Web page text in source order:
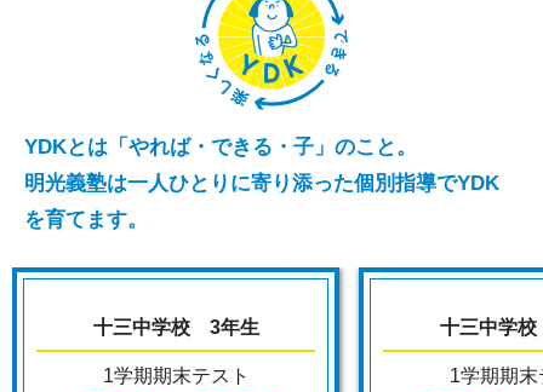
YDKとは「やれば・できる・子」のこと。
明光義塾は一人ひとりに寄り添った個別指導でYDK
を育てます。
十三中学校 3年生
1学期期末テスト
十三中学
1学期期末